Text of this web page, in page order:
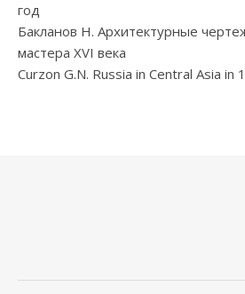
год
Бакланов Н. Архитектурные
мастера XVI века
Curzon G.N. Russia in Central Asia in